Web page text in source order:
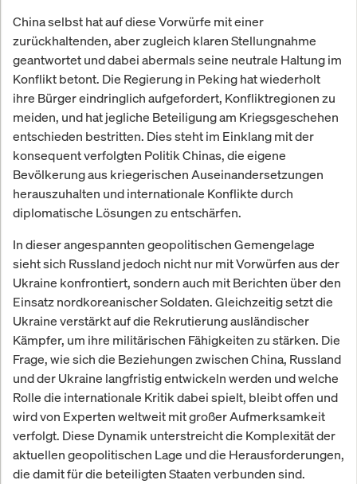
China selbst hat auf diese Vorwürfe mit einer
zurückhaltenden, aber zugleich klaren Stellungnahme
geantwortet und dabei abermals seine neutrale Haltung im
Konflikt betont. Die Regierung in Peking hat wiederholt
ihre Bürger eindringlich aufgefordert, Konfliktregionen zu
meiden, und hat jegliche Beteiligung am Kriegsgeschehen
entschieden bestritten. Dies steht im Einklang mit der
konsequent verfolgten Politik Chinas, die eigene
Bevölkerung aus kriegerischen Auseinandersetzungen
herauszuhalten und internationale Konflikte durch
diplomatische Lösungen zu entschärfen.
In dieser angespannten geopolitischen Gemengelage
sieht sich Russland jedoch nicht nur mit Vorwürfen aus der
Ukraine konfrontiert, sondern auch mit Berichten über den
Einsatz nordkoreanischer Soldaten. Gleichzeitig setzt die
Ukraine verstärkt auf die Rekrutierung ausländischer
Kämpfer, um ihre militärischen Fähigkeiten zu stärken. Die
Frage, wie sich die Beziehungen zwischen China, Russland
und der Ukraine langfristig entwickeln werden und welche
Rolle die internationale Kritik dabei spielt, bleibt offen und
wird von Experten weltweit mit großer Aufmerksamkeit
verfolgt. Diese Dynamik unterstreicht die Komplexität der
aktuellen geopolitischen Lage und die Herausforderungen,
die damit für die beteiligten Staaten verbunden sind.